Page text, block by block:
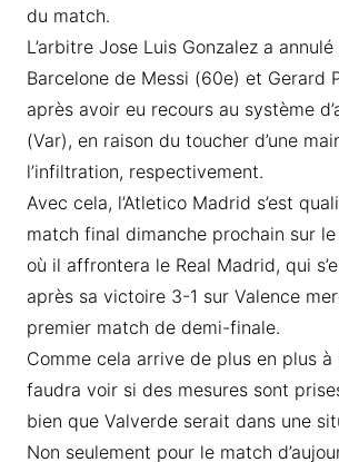
du match.
L’arbitre Jose Luis Gonzalez a
Barcelone de Messi (60e) et Gerard
après avoir eu recours au système
(Var), en raison du toucher d’une
l’infiltration, respectivement.
Avec cela, l’Atletico Madrid s’est
match final dimanche prochain sur
où il affrontera le Real Madrid, qui
après sa victoire 3-1 sur Valence
premier match de demi-finale.
Comme cela arrive de plus en plus à
faudra voir si des mesures sont
bien que Valverde serait dans une
Non seulement pour le match